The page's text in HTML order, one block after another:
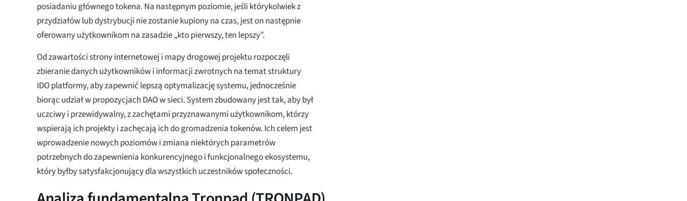
posiadaniu głównego tokena. Na następnym poziomie, jeśli którykolwiek z
przydziałów lub dystrybucji nie zostanie kupiony na czas, jest on następnie
oferowany użytkownikom na zasadzie „kto pierwszy, ten lepszy”.
Od zawartości strony internetowej i mapy drogowej projektu rozpoczęli
zbieranie danych użytkowników i informacji zwrotnych na temat struktury
IDO platformy, aby zapewnić lepszą optymalizację systemu, jednocześnie
biorąc udział w propozycjach DAO w sieci. System zbudowany jest tak, aby był
uczciwy i przewidywalny, z zachętami przyznawanymi użytkownikom, którzy
wspierają ich projekty i zachęcają ich do gromadzenia tokenów. Ich celem jest
wprowadzenie nowych poziomów i zmiana niektórych parametrów
potrzebnych do zapewnienia konkurencyjnego i funkcjonalnego ekosystemu,
który byłby satysfakcjonujący dla wszystkich uczestników społeczności.